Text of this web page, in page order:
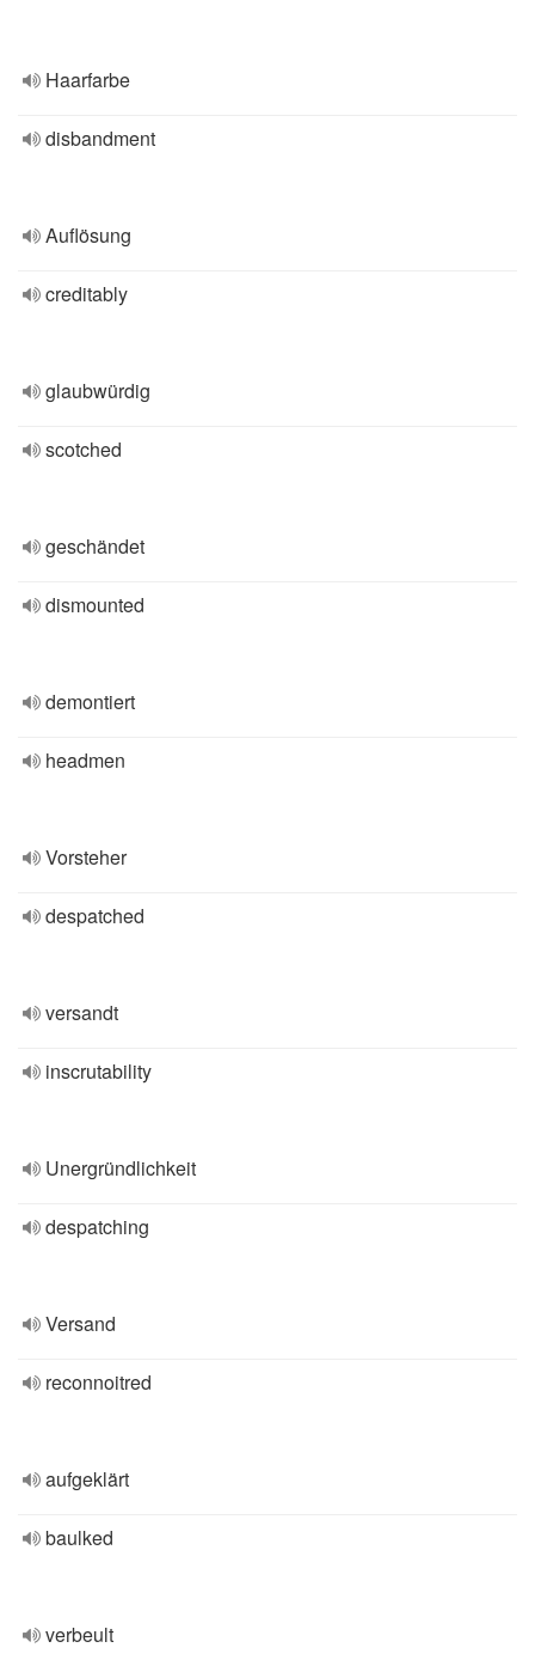
Haarfarbe
disbandment
Auflösung
creditably
glaubwürdig
scotched
geschändet
dismounted
demontiert
headmen
Vorsteher
despatched
versandt
inscrutability
Unergründlichkeit
despatching
Versand
reconnoitred
aufgeklärt
baulked
verbeult